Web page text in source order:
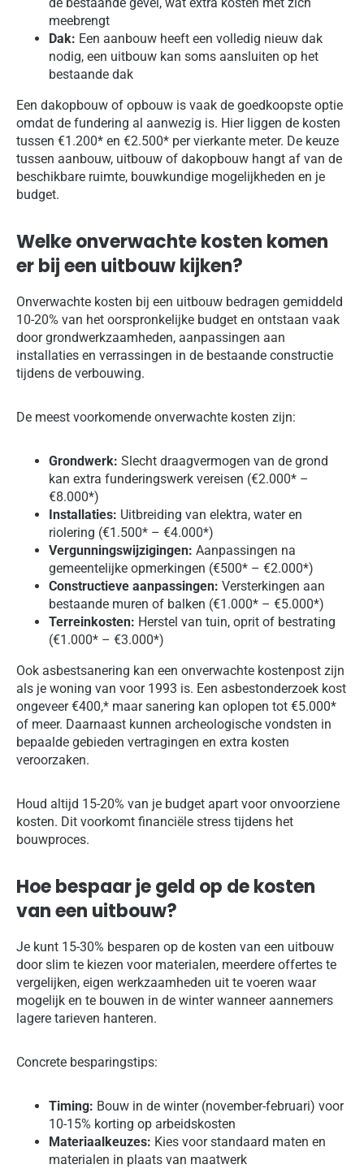
meebrengt
Dak: Een aanbouw heeft een volledig nieuw dak
nodig, een uitbouw kan soms aansluiten op het
bestaande dak
Een dakopbouw of opbouw is vaak de goedkoopste optie
omdat de fundering al aanwezig is. Hier liggen de kosten
tussen €1.200* en €2.500* per vierkante meter. De keuze
tussen aanbouw, uitbouw of dakopbouw hangt af van de
beschikbare ruimte, bouwkundige mogelijkheden en je
budget.
Welke onverwachte kosten komen
er bij een uitbouw kijken?
Onverwachte kosten bij een uitbouw bedragen gemiddeld
10-20% van het oorspronkelijke budget en ontstaan vaak
door grondwerkzaamheden, aanpassingen aan
installaties en verrassingen in de bestaande constructie
tijdens de verbouwing.
De meest voorkomende onverwachte kosten zijn:
Grondwerk: Slecht draagvermogen van de grond
kan extra funderingswerk vereisen (€2.000* –
€8.000*)
Installaties: Uitbreiding van elektra, water en
riolering (€1.500* – €4.000*)
Vergunningswijzigingen: Aanpassingen na
gemeentelijke opmerkingen (€500* – €2.000*)
Constructieve aanpassingen: Versterkingen aan
bestaande muren of balken (€1.000* – €5.000*)
Terreinkosten: Herstel van tuin, oprit of bestrating
(€1.000* – €3.000*)
Ook asbestsanering kan een onverwachte kostenpost zijn
als je woning van voor 1993 is. Een asbestonderzoek kost
ongeveer €400,* maar sanering kan oplopen tot €5.000*
of meer. Daarnaast kunnen archeologische vondsten in
bepaalde gebieden vertragingen en extra kosten
veroorzaken.
Houd altijd 15-20% van je budget apart voor onvoorziene
kosten. Dit voorkomt financiële stress tijdens het
bouwproces.
Hoe bespaar je geld op de kosten
van een uitbouw?
Je kunt 15-30% besparen op de kosten van een uitbouw
door slim te kiezen voor materialen, meerdere offertes te
vergelijken, eigen werkzaamheden uit te voeren waar
mogelijk en te bouwen in de winter wanneer aannemers
lagere tarieven hanteren.
Concrete besparingstips:
Timing: Bouw in de winter (november-februari) voor
10-15% korting op arbeidskosten
Materiaalkeuzes: Kies voor standaard maten en
materialen in plaats van maatwerk